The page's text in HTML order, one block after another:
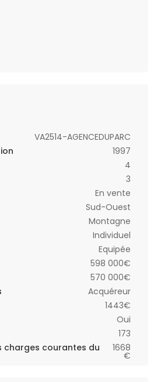
VA2514-AGENCEDUPARC
1997
4
3
En vente
Sud-Ouest
Montagne
Individuel
Equipée
598 000€
570 000€
Acquéreur
1443€
Oui
173
charges courantes du
1668
€